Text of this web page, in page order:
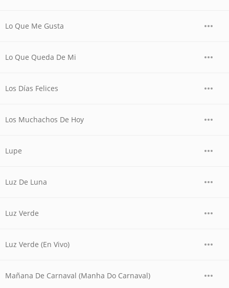
Lo Que Me Gusta
Lo Que Queda De Mi
Los Días Felices
Los Muchachos De Hoy
Lupe
Luz De Luna
Luz Verde
Luz Verde (En Vivo)
Mañana De Carnaval (Manha Do Carnaval)